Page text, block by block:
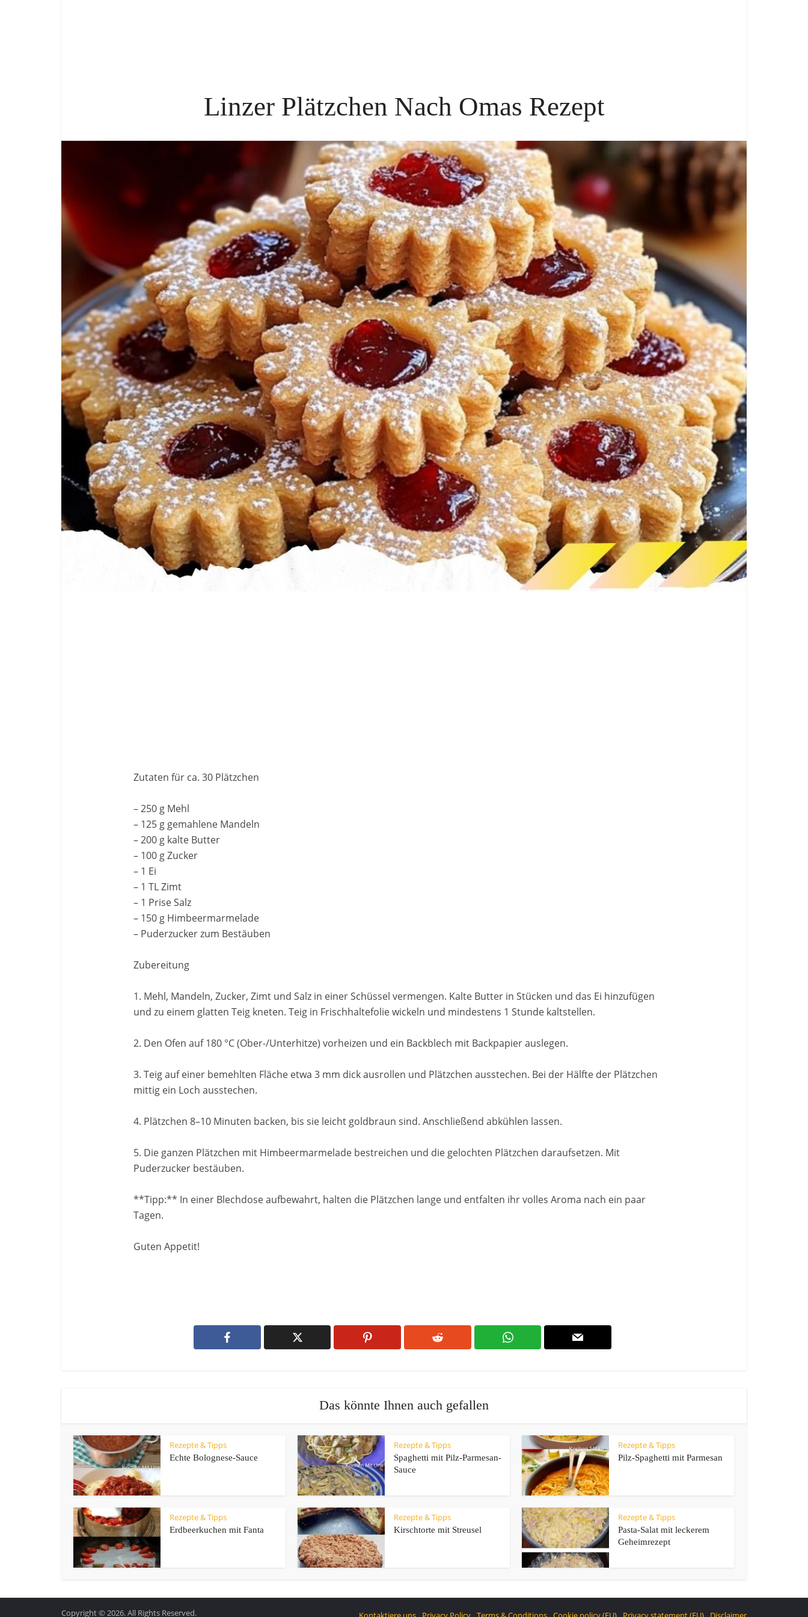
Linzer Plätzchen Nach Omas Rezept
Zutaten für ca. 30 Plätzchen
– 250 g Mehl
– 125 g gemahlene Mandeln
– 200 g kalte Butter
– 100 g Zucker
– 1 Ei
– 1 TL Zimt
– 1 Prise Salz
– 150 g Himbeermarmelade
– Puderzucker zum Bestäuben
Zubereitung
1. Mehl, Mandeln, Zucker, Zimt und Salz in einer Schüssel vermengen. Kalte Butter in Stücken und das Ei hinzufügen
und zu einem glatten Teig kneten. Teig in Frischhaltefolie wickeln und mindestens 1 Stunde kaltstellen.
2. Den Ofen auf 180 °C (Ober-/Unterhitze) vorheizen und ein Backblech mit Backpapier auslegen.
3. Teig auf einer bemehlten Fläche etwa 3 mm dick ausrollen und Plätzchen ausstechen. Bei der Hälfte der Plätzchen
mittig ein Loch ausstechen.
4. Plätzchen 8–10 Minuten backen, bis sie leicht goldbraun sind. Anschließend abkühlen lassen.
5. Die ganzen Plätzchen mit Himbeermarmelade bestreichen und die gelochten Plätzchen daraufsetzen. Mit
Puderzucker bestäuben.
**Tipp:** In einer Blechdose aufbewahrt, halten die Plätzchen lange und entfalten ihr volles Aroma nach ein paar
Tagen.
Guten Appetit!
Das könnte Ihnen auch gefallen
Rezepte & Tipps
Echte Bolognese-Sauce
Rezepte & Tipps
Spaghetti mit Pilz-Parmesan-
Sauce
Rezepte & Tipps
Pilz-Spaghetti mit Parmesan
Rezepte & Tipps
Erdbeerkuchen mit Fanta
Rezepte & Tipps
Kirschtorte mit Streusel
Rezepte & Tipps
Pasta-Salat mit leckerem
Geheimrezept
Copyright © 2026. All Rights Reserved.